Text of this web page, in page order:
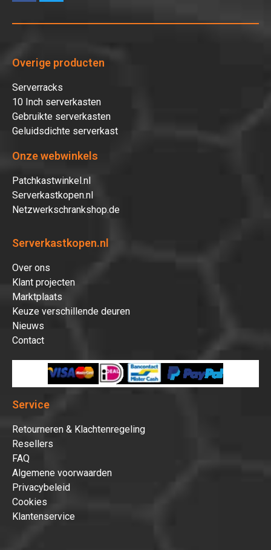
Overige producten
Serverracks
10 Inch serverkasten
Gebruikte serverkasten
Geluidsdichte serverkast
Onze webwinkels
Patchkastwinkel.nl
Serverkastkopen.nl
Netzwerkschrankshop.de
Serverkastkopen.nl
Over ons
Klant projecten
Marktplaats
Keuze verschillende deuren
Nieuws
Contact
Service
Retourneren & Klachtenregeling
Resellers
FAQ
Algemene voorwaarden
Privacybeleid
Cookies
Klantenservice